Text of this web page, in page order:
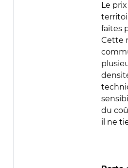
Le
faites
Cette
du
il ne